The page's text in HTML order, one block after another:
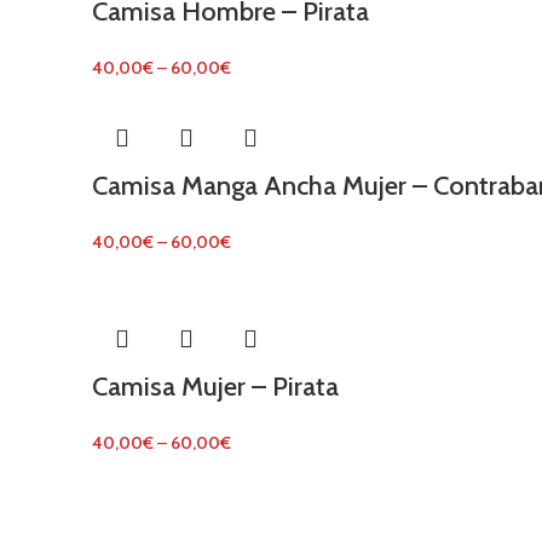
Camisa Hombre – Pirata
40,00€– 60,00€
Camisa Manga Ancha Mujer –
40,00€– 60,00€
Camisa Mujer – Pirata
40,00€– 60,00€